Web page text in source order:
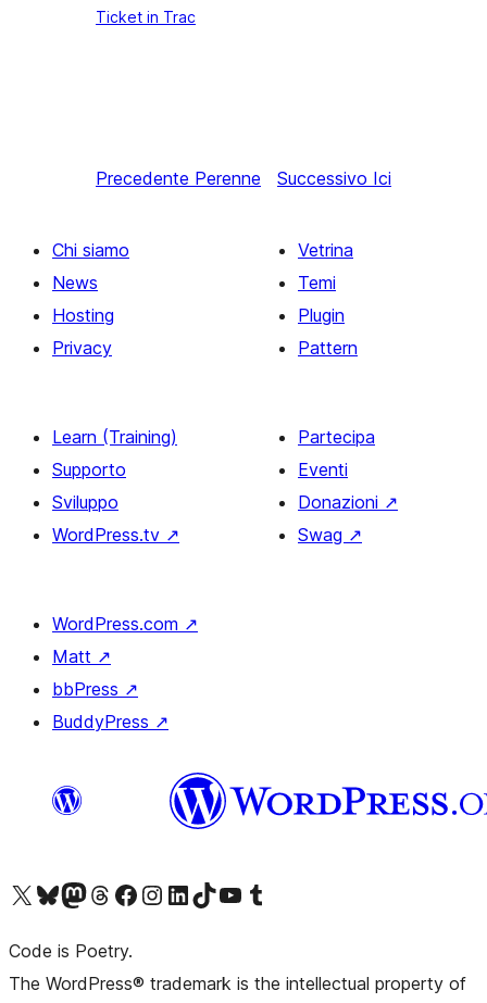
Ticket in Trac
Precedente Perenne Successivo Ici
Chi siamo
News
Hosting
Privacy
Vetrina
Temi
Plugin
Pattern
Learn (Training)
Supporto
Sviluppo
WordPress.tv ↗
Partecipa
Eventi
Donazioni ↗
Swag ↗
WordPress.com ↗
Matt ↗
bbPress ↗
BuddyPress ↗
Visita il nostro account X (ex Twitter)
Visita il nostro account Bluesky
Visita il nostro account Mastodon
Visita il nostro account Threads
Visita la nostra pagina Facebook
Visita il nostro account Instagram
Visita il nostro account LinkedIn
Visita il nostro account TikTok
Visita il nostro canale YouTube
Visita il nostro account Tumblr
Code is Poetry.
The WordPress® trademark is the intellectual property of